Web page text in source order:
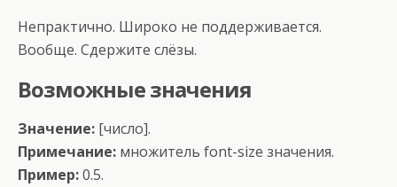
Непрактично. Широко не поддерживается.
Вообще. Сдержите слёзы.
Возможные значения
Значение: [число].
Примечание: множитель font-size значения.
Пример:0.5.